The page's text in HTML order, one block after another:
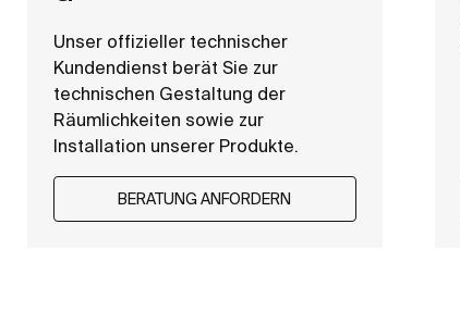
Unser offizieller technischer
Kundendienst berät Sie zur
technischen Gestaltung der
Räumlichkeiten sowie zur
Installation unserer Produkte.
BERATUNG ANFORDERN